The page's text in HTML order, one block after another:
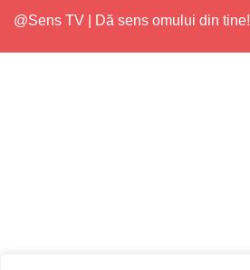
@Sens TV | Dă sens omului din tine!